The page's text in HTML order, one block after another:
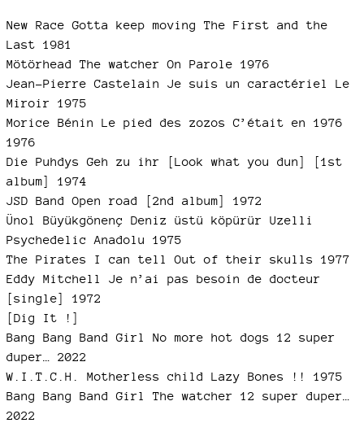
New Race Gotta keep moving The First and the
Last 1981
Mötörhead The watcher On Parole 1976
Jean-Pierre Castelain Je suis un caractériel Le
Miroir 1975
Morice Bénin Le pied des zozos C’était en 1976
1976
Die Puhdys Geh zu ihr [Look what you dun] [1st
album] 1974
JSD Band Open road [2nd album] 1972
Ünol Büyükgönenç Deniz üstü köpürür Uzelli
Psychedelic Anadolu 1975
The Pirates I can tell Out of their skulls 1977
Eddy Mitchell Je n’ai pas besoin de docteur
[single] 1972
[Dig It !]
Bang Bang Band Girl No more hot dogs 12 super
duper… 2022
W.I.T.C.H. Motherless child Lazy Bones !! 1975
Bang Bang Band Girl The watcher 12 super duper…
2022